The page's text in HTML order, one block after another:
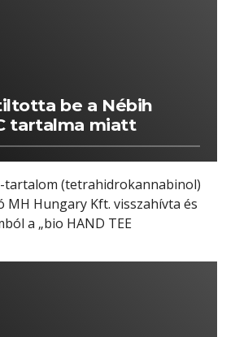
be a Nébih
tartalma miatt
tartalom (tetrahidrokannabinol)
MH Hungary Kft. visszahívta és
a „bio HAND TEE